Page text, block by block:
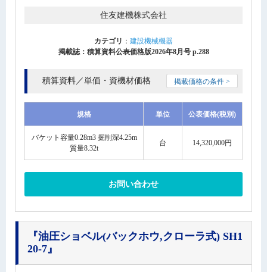
住友建機株式会社
カテゴリ ： 建設機械機器
掲載誌：積算資料公表価格版2026年8月号 p.288
積算資料／単価・資機材価格 掲載価格の条件 >
規格 単位 公表価格(税別)
バケット容量0.28m3 掘削深4.25m
質量8.32t
台 14,320,000円
お問い合わせ
『油圧ショベル(バックホウ,クローラ式) SH1
20-7』